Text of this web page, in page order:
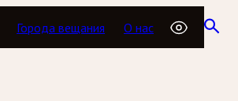
Города вещания О нас